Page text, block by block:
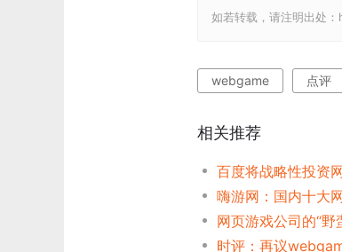
如若转载，请注明出处
webgame 点评
相关推荐
百度将战略性投资
网页游戏公司的“野
时评：再议